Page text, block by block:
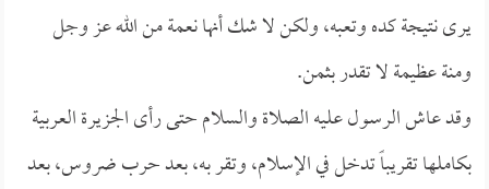
يرى نتيجة كده وتعبه، ولكن لا شك أنها نعمة من الله عز وجل
ومنة عظيمة لا تقدر بثمن.
وقد عاش الرسول عليه الصلاة والسلام حتى رأى الجزيرة العربية
بكاملها تقريباً تدخل في الإسلام، وتقر به، بعد حرب ضروس، بعد